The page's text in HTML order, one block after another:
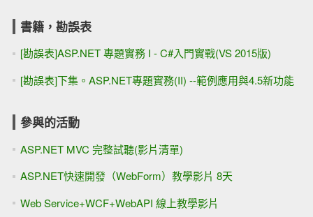
書籍，勘誤表
[勘誤表]ASP.NET 專題實務 I - C#入門實戰(VS 2015版)
[勘誤表]下集。ASP.NET專題實務(II) --範例應用與4.5新功能
參與的活動
ASP.NET MVC 完整試聽(影片清單)
ASP.NET快速開發（WebForm）教學影片 8天
Web Service+WCF+WebAPI 線上教學影片